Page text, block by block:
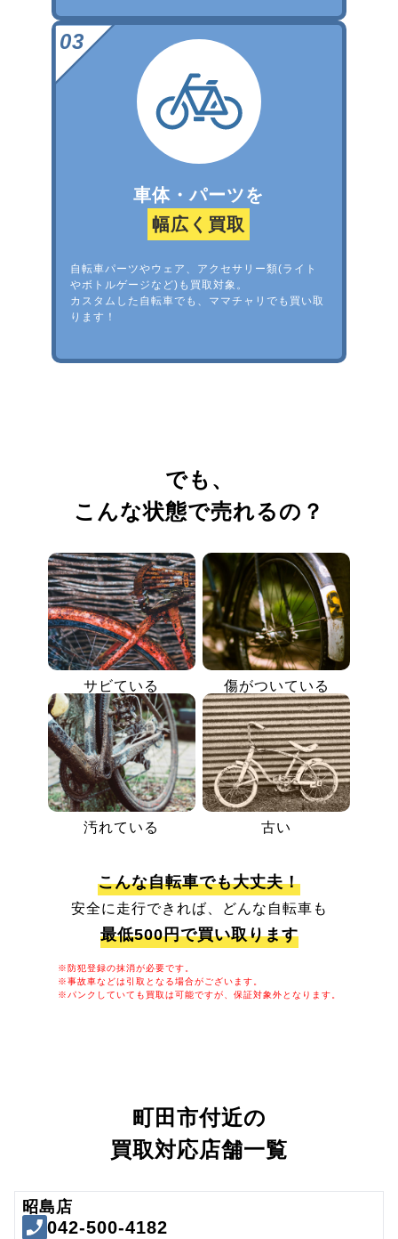
車体・パーツを
幅広く買取
自転車パーツやウェア、アクセサリー類(ライト
やボトルゲージなど)も買取対象。
カスタムした自転車でも、ママチャリでも買い取
ります！
でも、
こんな状態で売れるの？
サビている 傷がついている
汚れている 古い
こんな自転車でも大丈夫！
安全に走行できれば、どんな自転車も
最低500円で買い取ります
※防犯登録の抹消が必要です。
※事故車などは引取となる場合がございます。
※パンクしていても買取は可能ですが、保証対象外となります。
町田市付近の
買取対応店舗一覧
昭島店
042-500-4182